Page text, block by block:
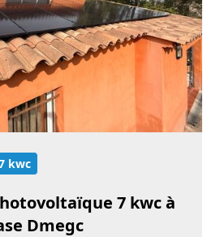
kwc
7 kwc à
Dmegc